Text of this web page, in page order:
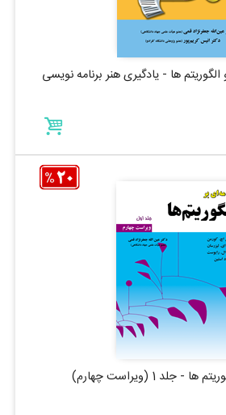
الگوریتم ها - یادگیری هنر برنامه نویسی
1 (ویراست چهارم)